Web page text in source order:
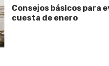
Consejos básicos para
cuesta de enero